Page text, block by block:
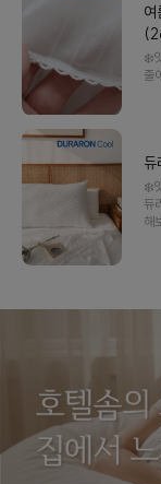
여
❄️
줄
❄️
듀
해